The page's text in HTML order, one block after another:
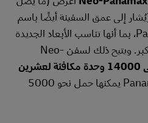
) من سفن Panamax، بما أنها تناسب الأبعاد الجديدة
للقناة حيث تم إنشاء أهوسة أكبر. ويتيح ذلك لسفن Neo-
حمل ما يصل إلى 14000 وحدة مكافئة لعشرين
، في حين أن سفن Panamax يمكنها حمل نحو 5000